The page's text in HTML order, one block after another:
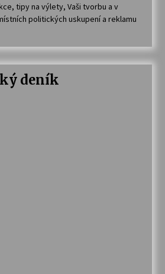
tipy na výlety, Vaši tvorbu a v
politických uskupení a reklamu
deník